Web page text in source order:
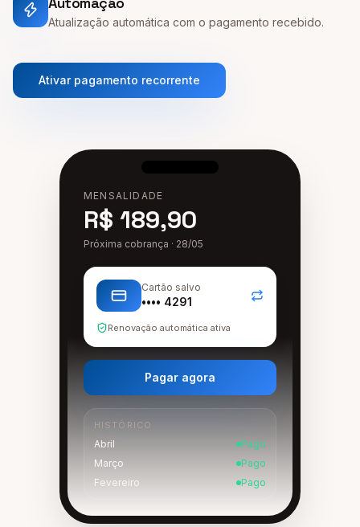
Atualização automática com o pagamento recebido.
Ativar pagamento recorrente
MENSALIDADE
R$ 189,90
Próxima cobrança · 28/05
Cartão salvo
•••• 4291
Renovação automática ativa
Pagar agora
HISTÓRICO
Abril
Pago
Março
Pago
Fevereiro
Pago